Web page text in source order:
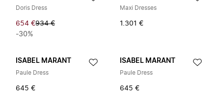
Doris Dress
654 €934 €
-30%
Maxi Dresses
1.301 €
ISABEL MARANT
Paule Dress
645 €
ISABEL MARANT
Paule Dress
645 €